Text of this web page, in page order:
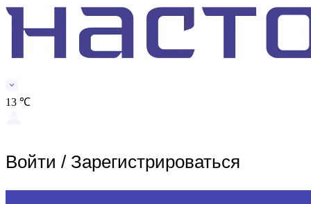
13 ℃
Войти / Зарегистрироваться